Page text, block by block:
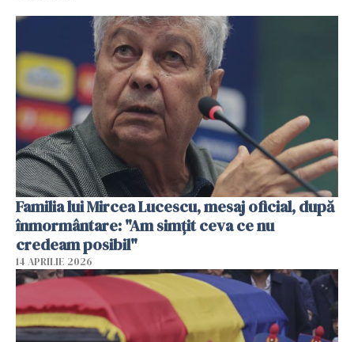
Familia lui Mircea Lucescu, mesaj oficial, după
înmormântare: "Am simțit ceva ce nu
credeam posibil"
14 APRILIE 2026